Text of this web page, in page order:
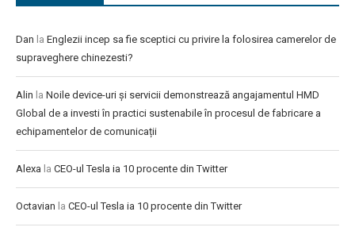
Dan la Englezii incep sa fie sceptici cu privire la folosirea camerelor de
supraveghere chinezesti?
Alin la Noile device-uri și servicii demonstrează angajamentul HMD
Global de a investi în practici sustenabile în procesul de fabricare a
echipamentelor de comunicații
Alexa la CEO-ul Tesla ia 10 procente din Twitter
Octavian la CEO-ul Tesla ia 10 procente din Twitter